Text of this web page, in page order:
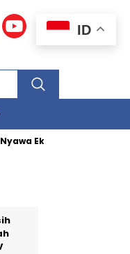
Ekosistem Laut
ID